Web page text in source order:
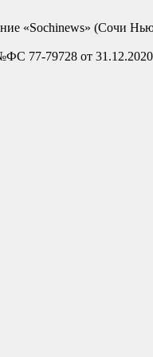
«Sochinews» (Сочи
77-79728 от 31.12.2020